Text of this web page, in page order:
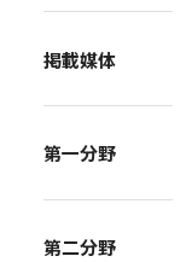
掲載媒体
第一分野
第二分野